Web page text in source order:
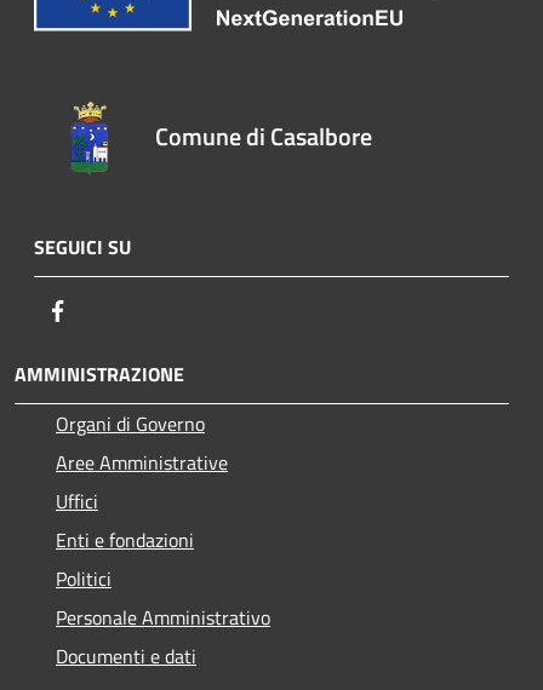
Comune di Casalbore
SEGUICI SU
AMMINISTRAZIONE
Organi di Governo
Aree Amministrative
Uffici
Enti e fondazioni
Politici
Personale Amministrativo
Documenti e dati